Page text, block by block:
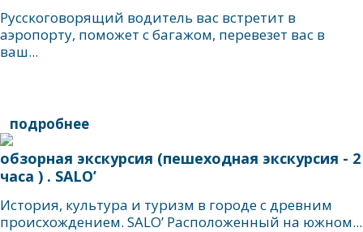
Русскоговорящий водитель вас встретит в
аэропорту, поможет с багажом, перевезет вас в
ваш...
подробнее
обзорная экскурсия (пешеходная экскурсия - 2
часa ) . SALO’
История, культура и туризм в городе с древним
происхождением. SALO’ Расположенный на южном...